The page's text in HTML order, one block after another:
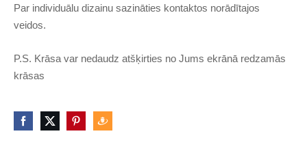
Par individuālu dizainu sazināties kontaktos norādītajos
veidos.
P.S. Krāsa var nedaudz atšķirties no Jums ekrānā redzamās
krāsas